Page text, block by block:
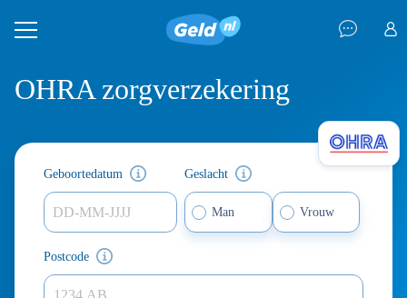
OHRA zorgverzekering
Geboortedatum
DD-MM-JJJJ
Geslacht
Man Vrouw
Postcode